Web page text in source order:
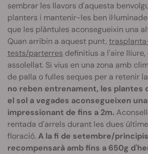
sembrar les llavors d'aquesta
planters i mantenir-les ben
que les plàntules aconsegueixin una
Quan arribin a aquest punt,
tests/parterres definitius a l'aire lliure,
assolellat. Si vius en una zona amb
de palla o fulles seques per a retenir
no reben entrenament, les plantes
el sol a vegades aconsegueixen
impressionant de fins a 2m.
rentada d'arrels durant les dues
floració.A la fi de setembre/
recompensarà amb fins a 650g